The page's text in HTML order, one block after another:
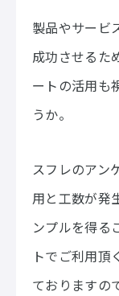
製品やサービ
成功させるた
ートの活用も
うか。
スフレのアン
用と工数が発
ンプルを得る
トでご利用頂
ておりますの